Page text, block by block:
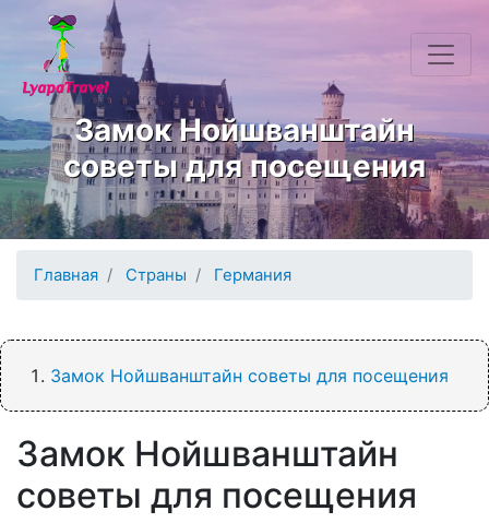
Перейти к основному содержанию
Замок Нойшванштайн
советы для посещения
Главная Страны Германия
Замок Нойшванштайн советы для посещения
Замок Нойшванштайн
советы для посещения